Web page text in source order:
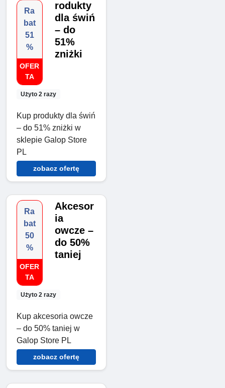
Ra
bat
51
%
OFER
TA
Użyto 2 razy
rodukty
dla świń
– do
51%
zniżki
Kup produkty dla świń
– do 51% zniżki w
sklepie Galop Store
PL
zobacz ofertę
Ra
bat
50
%
OFER
TA
Użyto 2 razy
Akcesor
ia
owcze –
do 50%
taniej
Kup akcesoria owcze
– do 50% taniej w
Galop Store PL
zobacz ofertę